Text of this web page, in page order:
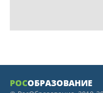
РОСОБРАЗОВАНИЕ